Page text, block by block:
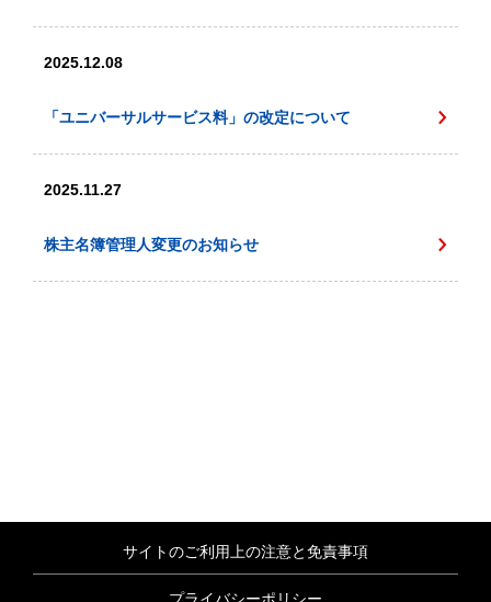
2025.12.08
「ユニバーサルサービス料」の改定について
2025.11.27
株主名簿管理人変更のお知らせ
サイトのご利用上の注意と免責事項